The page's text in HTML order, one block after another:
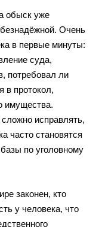
обыск уже
Очень
в первые минуты:
суда,
потребовал ли
в протокол,
имущества.
исправлять,
часто становятся
по уголовному
законен, кто
у человека, что